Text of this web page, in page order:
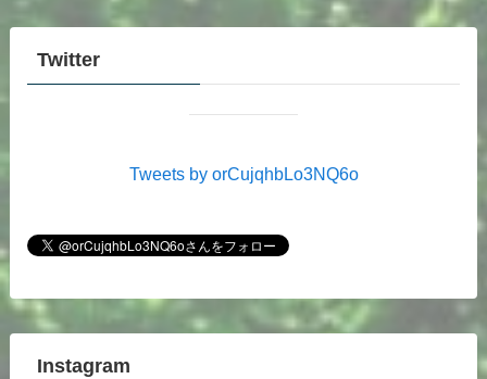
Twitter
Tweets by orCujqhbLo3NQ6o
Instagram